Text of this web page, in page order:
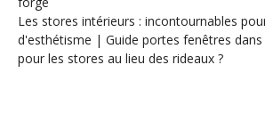
Les stores intérieurs : incontournables
d'esthétisme | Guide portes fenêtres dans
pour les stores au lieu des rideaux ?